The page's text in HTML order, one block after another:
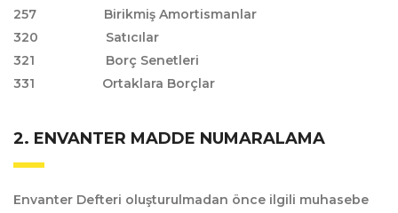
257 Birikmiş Amortismanlar
320 Satıcılar
321 Borç Senetleri
331 Ortaklara Borçlar
2. ENVANTER MADDE NUMARALAMA
Envanter Defteri oluşturulmadan önce ilgili muhasebe